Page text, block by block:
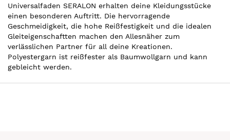
Universalfaden SERALON erhalten deine Kleidungsstücke
einen besonderen Auftritt. Die hervorragende
Geschmeidigkeit, die hohe Reißfestigkeit und die idealen
Gleiteigenschaftten machen den Allesnäher zum
verlässlichen Partner für all deine Kreationen.
Polyestergarn ist reißfester als Baumwollgarn und kann
gebleicht werden.